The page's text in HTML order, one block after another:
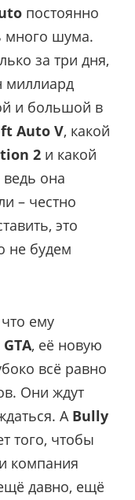
постоянно
много шума.
за три дня,
миллиард
и большой в
Auto V, какой
2 и какой
ведь она
– честно
это
не будем
ему
GTA, её новую
всё равно
Они ждут
А Bully
того, чтобы
компания
давно, ещё